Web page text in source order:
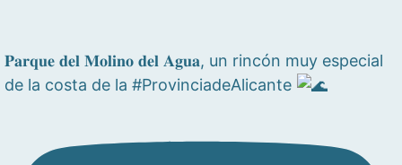
𝐏𝐚𝐫𝐪𝐮𝐞 𝐝𝐞𝐥 𝐌𝐨𝐥𝐢𝐧𝐨 𝐝𝐞𝐥 𝐀𝐠𝐮𝐚, un rincón muy especial
de la costa de la #ProvinciadeAlicante